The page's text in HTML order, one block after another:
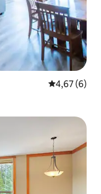
Évaluation
4,67 (6)